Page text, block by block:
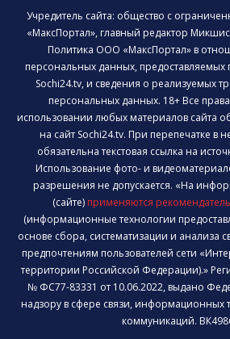
Учредитель сайта: общество с
«МаксПортал», главный редактор
Политика ООО «МаксПортал» в
персональных данных, предоставляемых
Sochi24.tv, и сведения о реализуемых
персональных данных. 18+ Все
использовании любых материалов сайта
на сайт Sochi24.tv. При перепечатке в
обязательна текстовая ссылка на
Использование фото- и
разрешения не допускается. «На
(сайте) применяются
(информационные технологии
основе сбора, систематизации и анализа
предпочтениям пользователей сети
территории Российской Федерации).»
№ ФС77-83331 от 10.06.2022, выдано
надзору в сфере связи, информационных
коммуникаций.